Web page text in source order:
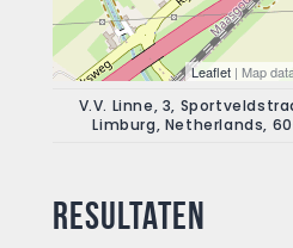
Leaflet | Map
V.V. Linne, 3,
Limburg, Netherlands,
Resultaten